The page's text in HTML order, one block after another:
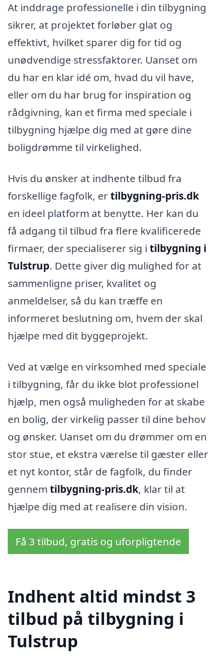
At inddrage professionelle i din tilbygning
sikrer, at projektet forløber glat og
effektivt, hvilket sparer dig for tid og
unødvendige stressfaktorer. Uanset om
du har en klar idé om, hvad du vil have,
eller om du har brug for inspiration og
rådgivning, kan et firma med speciale i
tilbygning hjælpe dig med at gøre dine
boligdrømme til virkelighed.
Hvis du ønsker at indhente tilbud fra
forskellige fagfolk, ertilbygning-pris.dk
en ideel platform at benytte. Her kan du
få adgang til tilbud fra flere kvalificerede
firmaer, der specialiserer sig i tilbygning i
Tulstrup. Dette giver dig mulighed for at
sammenligne priser, kvalitet og
anmeldelser, så du kan træffe en
informeret beslutning om, hvem der skal
hjælpe med dit byggeprojekt.
Ved at vælge en virksomhed med speciale
i tilbygning, får du ikke blot professionel
hjælp, men også muligheden for at skabe
en bolig, der virkelig passer til dine behov
og ønsker. Uanset om du drømmer om en
stor stue, et ekstra værelse til gæster eller
et nyt kontor, står de fagfolk, du finder
gennem tilbygning-pris.dk, klar til at
hjælpe dig med at realisere din vision.
Få 3 tilbud, gratis og uforpligtende
Indhent altid mindst 3
tilbud på tilbygning i
Tulstrup